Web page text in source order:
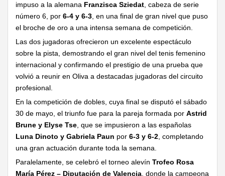
impuso a la alemana Franzisca Sziedat , cabeza de serie
número 6, por 6-4 y 6-3 , en una final de gran nivel que puso
el broche de oro a una intensa semana de competición.
Las dos jugadoras ofrecieron un excelente espectáculo
sobre la pista, demostrando el gran nivel del tenis femenino
internacional y confirmando el prestigio de una prueba que
volvió a reunir en Oliva a destacadas jugadoras del circuito
profesional.
En la competición de dobles, cuya final se disputó el sábado
30 de mayo, el triunfo fue para la pareja formada por Astrid
Brune y Elyse Tse , que se impusieron a las españolas
Luna Dinoto y Gabriela Paun por 6-3 y 6-2 , completando
una gran actuación durante toda la semana.
Paralelamente, se celebró el torneo alevín Trofeo Rosa
María Pérez – Diputación de Valencia , donde la campeona